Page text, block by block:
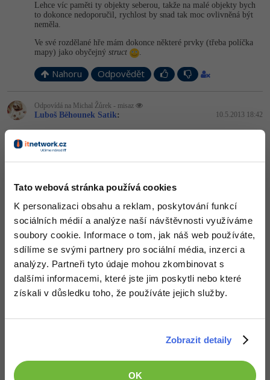
Tato webová stránka používá cookies
K personalizaci obsahu a reklam, poskytování funkcí
sociálních médií a analýze naší návštěvnosti využíváme
soubory cookie. Informace o tom, jak náš web používáte,
sdílíme se svými partnery pro sociální média, inzerci a
analýzy. Partneři tyto údaje mohou zkombinovat s
dalšími informacemi, které jste jim poskytli nebo které
získali v důsledku toho, že používáte jejich služby.
Zobrazit detaily
OK
Kurzy e-commerce
Marketing -30%
WordPress
UX
Business
Kryptoměny -25%
Copywriting -30%
MS Office
Time management
Kurzy designu
HTML/CSS
Adobe Lightroom
Adobe InDesign -25%
Adobe After Effects
Blender -80%
Inkscape
Fotografování -80%
Příběhy absolventů
Kariéra
Pro firmy
Lehce víc paměti ty objekty seberou, takže na malé objekty bych
to dokonce nedoporučil, rychlost by snad tak moc ovlivněná být
neměla.
Ve své rozdělané hře mám dokonce některé prvky (třeba políčka
mapy) jako obyčejný struct .
Nahoru Odpovědět
Odpovídá na Michal Žůrek - misaz
Luboš Běhounek Satik: 10.5.2013 18:42
Záleží na použití, někdy mohou být struktury rychlejší, ale někdy i
pomalejší
Nahoru Odpovědět
Petr Nymsa: 10.5.2013 18:44
Dobře, spíš nad čem tápám je třída prostě pro letící objekty jako
střely apod. Mám to tedy udělané jako "klasickou" třídu, kde poté
ručně volám Update a Draw.
Nahoru Odpovědět
Odpovídá na Petr Nymsa
Nahoru Odpovědět